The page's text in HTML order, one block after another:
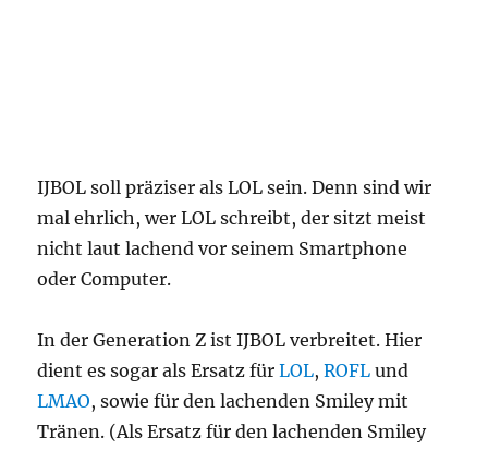
IJBOL soll präziser als LOL sein. Denn sind wir
mal ehrlich, wer LOL schreibt, der sitzt meist
nicht laut lachend vor seinem Smartphone
oder Computer.
In der Generation Z ist IJBOL verbreitet. Hier
dient es sogar als Ersatz fürLOL,ROFL und
LMAO, sowie für den lachenden Smiley mit
Tränen. (Als Ersatz für den lachenden Smiley